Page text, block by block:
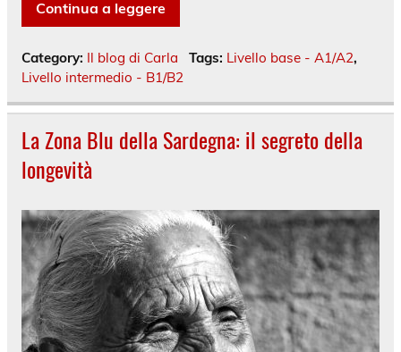
Continua a leggere
Category: Il blog di Carla Tags: Livello base - A1/A2,
Livello intermedio - B1/B2
La Zona Blu della Sardegna: il segreto della
longevità